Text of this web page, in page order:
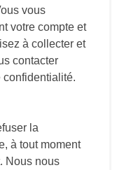
vous
votre compte et
à collecter et
contacter
confidentialité.
la
à tout moment
Nous nous